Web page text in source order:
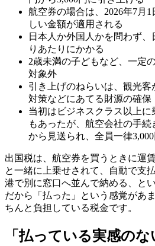
航空券の場合は、2026年7月
しい金額が適用される
日本人か外国人かを問わず
りあたりにかかる
2歳未満の子どもなど、一定
対象外
引き上げのねらいは、観光
対策などにあてる財源の確保
当初はビジネスクラス以上に
もあったが、航空会社の手
から見送られ、全員一律
出国税は、航空券を買うときに運
と一緒に上乗せされて、自動で支
港で別に窓口へ並んで納める、と
だから「払った」という感覚があ
ちんと負担している税金です。
「払っている実感の